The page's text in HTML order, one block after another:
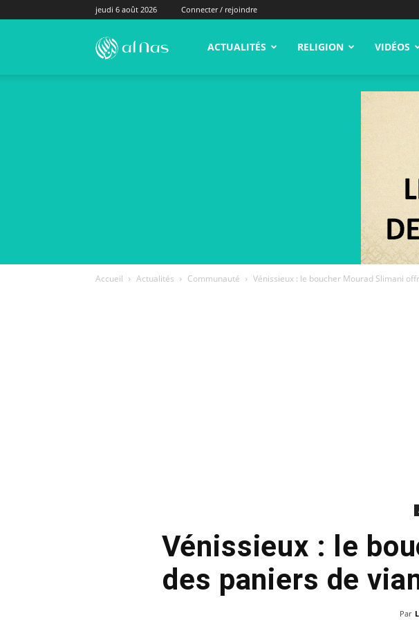
jeudi 6 août 2026 Connecter / rejoindre
alNas.fr ACTUALITÉS RELIGION VIDÉOS
Accueil Actualités Communauté Vénissieux : le boucher Mourad Slimani
Vénissieux : le
des paniers de
Par